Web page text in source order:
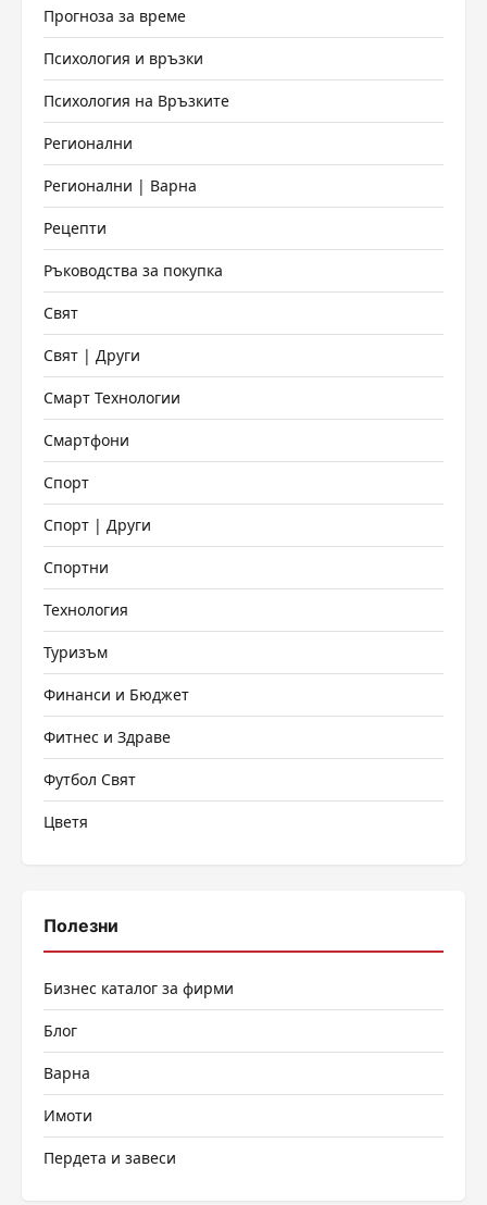
Прогноза за време
Психология и връзки
Психология на Връзките
Регионални
Регионални | Варна
Рецепти
Ръководства за покупка
Свят
Свят | Други
Смарт Технологии
Смартфони
Спорт
Спорт | Други
Спортни
Технология
Туризъм
Финанси и Бюджет
Фитнес и Здраве
Футбол Свят
Цветя
Полезни
Бизнес каталог за фирми
Блог
Варна
Имоти
Пердета и завеси